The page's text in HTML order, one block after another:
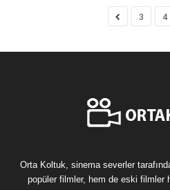
3 4
Orta Koltuk, sinema severler
popüler filmler, hem de eski filmler